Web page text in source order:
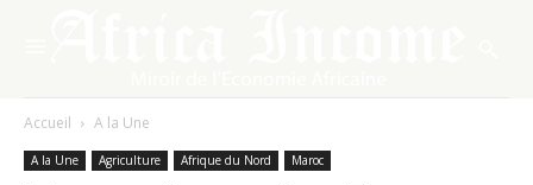
Accueil A la Une
A la Une Agriculture Afrique du Nord Maroc